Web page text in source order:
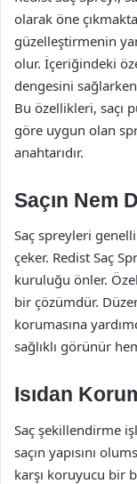
olarak öne
güzelleştirmenin
olur. İçeriğindeki
dengesini
Bu özellikleri, saçı
göre uygun olan
anahtarıdır.
Saçın Nem
Saç spreyleri
çeker. Redist Saç
kuruluğu önler.
bir çözümdür.
korumasına
sağlıklı görünür
Isıdan
Saç şekillendirme
saçın yapısını
karşı koruyucu bir